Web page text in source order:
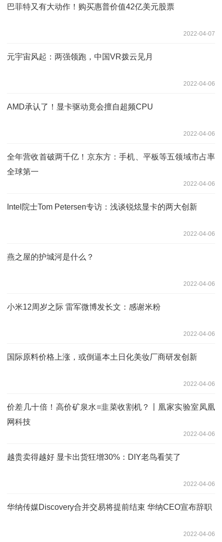
巴菲特又有大动作！购买惠普价值42亿美元股票
2022-04-07
元宇宙风起：两强领跑，中国VR拨云见月
2022-04-06
AMD承认了！显卡驱动竟会擅自超频CPU
2022-04-06
全年营收首破两千亿！京东方：手机、平板等五领域市占率
全球第一
2022-04-06
Intel院士Tom Petersen专访：浅谈锐炫显卡的两大创新
2022-04-06
燕之屋的护城河是什么？
2022-04-06
小米12周岁之际 雷军微博发长文：感谢米粉
2022-04-06
国际原料价格上涨，或倒逼本土日化美妆厂商研发创新
2022-04-06
价差几十倍！高价矿泉水=韭菜收割机？丨凰家实验室凤凰
网科技
2022-04-06
越贵卖得越好 显卡出货狂增30%：DIY老鸟看笑了
2022-04-06
华纳传媒Discovery合并交易将提前结束 华纳CEO宣布辞职
2022-04-06